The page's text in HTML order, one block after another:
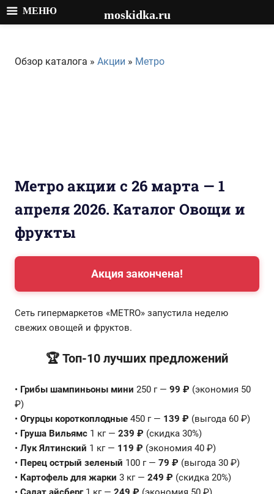
содержимому
Обзор каталога » Акции » Метро
Метро акции с 26 марта — 1
апреля 2026. Каталог Овощи и
фрукты
Акция закончена!
Сеть гипермаркетов «METRO» запустила неделю
свежих овощей и фруктов.
🏆 Топ-10 лучших предложений
• Грибы шампиньоны мини 250 г — 99 ₽ (экономия 50
₽)
• Огурцы короткоплодные 450 г — 139 ₽ (выгода 60 ₽)
• Груша Вильямс 1 кг — 239 ₽ (скидка 30%)
• Лук Ялтинский 1 кг — 119 ₽ (экономия 40 ₽)
• Перец острый зеленый 100 г — 79 ₽ (выгода 30 ₽)
• Картофель для жарки 3 кг — 249 ₽ (скидка 20%)
МЕНЮ moskidka.ru